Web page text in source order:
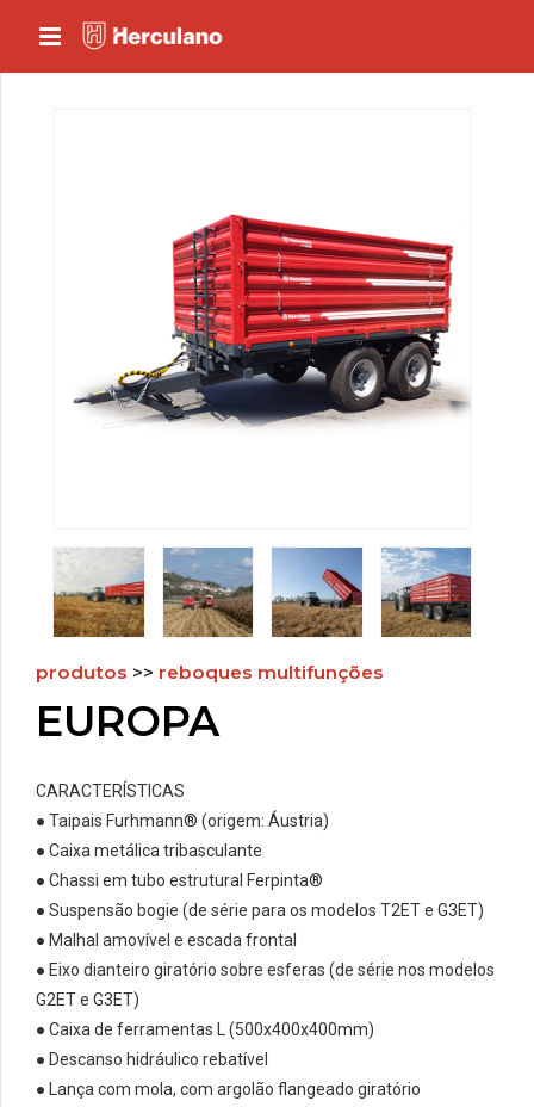
produtos >> reboques multifunções
EUROPA
CARACTERÍSTICAS
● Taipais Furhmann® (origem: Áustria)
● Caixa metálica tribasculante
● Chassi em tubo estrutural Ferpinta®
● Suspensão bogie (de série para os modelos T2ET e G3ET)
● Malhal amovível e escada frontal
● Eixo dianteiro giratório sobre esferas (de série nos modelos
G2ET e G3ET)
● Caixa de ferramentas L (500x400x400mm)
● Descanso hidráulico rebatível
● Lança com mola, com argolão flangeado giratório